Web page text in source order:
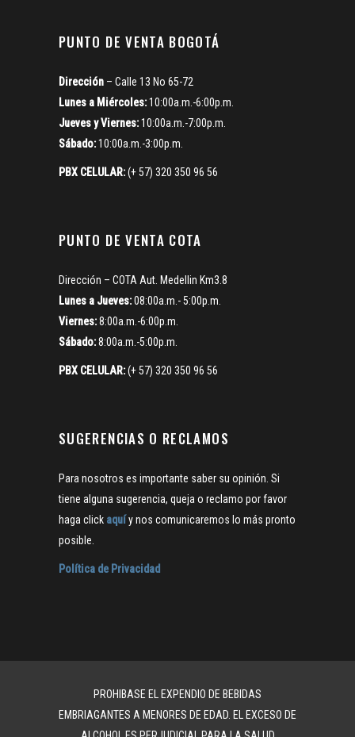
PUNTO DE VENTA BOGOTÁ
Dirección – Calle 13 No 65-72
Lunes a Miércoles:10:00a.m.-6:00p.m.
Jueves y Viernes:10:00a.m.-7:00p.m.
Sábado:10:00a.m.-3:00p.m.
PBX CELULAR:(+ 57) 320 350 96 56
PUNTO DE VENTA COTA
Dirección – COTA Aut. Medellin Km3.8
Lunes a Jueves:08:00a.m.- 5:00p.m.
Viernes:8:00a.m.-6:00p.m.
Sábado:8:00a.m.-5:00p.m.
PBX CELULAR:(+ 57) 320 350 96 56
SUGERENCIAS O RECLAMOS
Para nosotros es importante saber su opinión. Si
tiene alguna sugerencia, queja o reclamo por favor
haga click aquíy nos comunicaremos lo más pronto
posible.
Política de Privacidad
PROHIBASE EL EXPENDIO DE BEBIDAS
EMBRIAGANTES A MENORES DE EDAD. EL EXCESO DE